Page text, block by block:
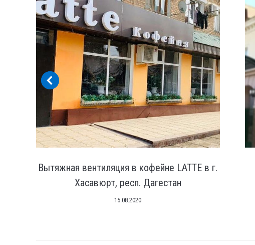
Вытяжная вентиляция в кофейне LATTE в г.
Хасавюрт, респ. Дагестан
15.08.2020